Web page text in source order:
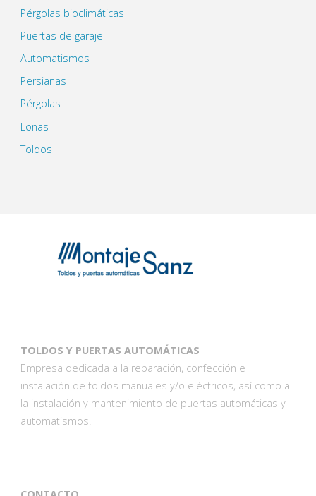
Pérgolas bioclimáticas
Puertas de garaje
Automatismos
Persianas
Pérgolas
Lonas
Toldos
TOLDOS Y PUERTAS AUTOMÁTICAS
Empresa dedicada a la reparación, confección e
instalación de toldos manuales y/o eléctricos, así como a
la instalación y mantenimiento de puertas automáticas y
automatismos.